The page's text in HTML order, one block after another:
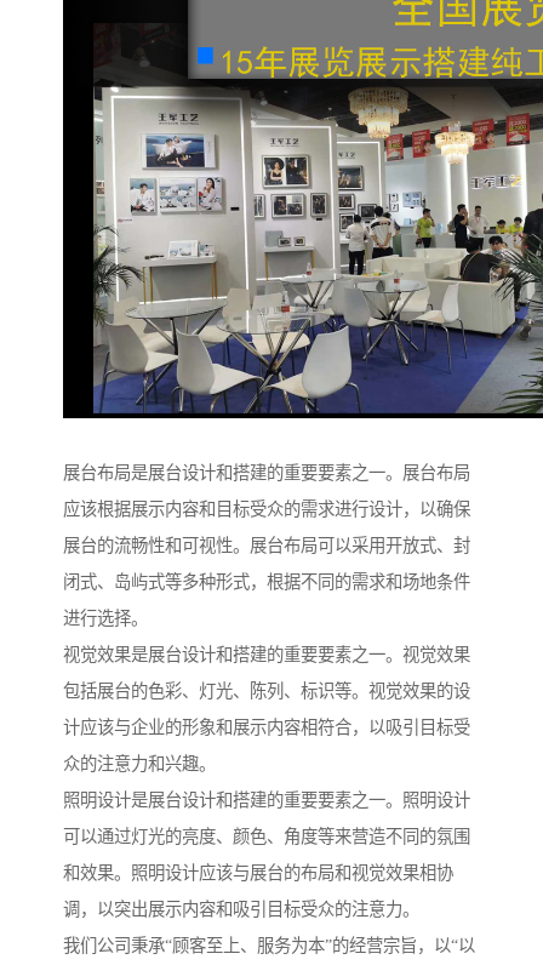
展台布局是展台设计和搭建的重要要素之一。展台布局
应该根据展示内容和目标受众的需求进行设计，以确保
展台的流畅性和可视性。展台布局可以采用开放式、封
闭式、岛屿式等多种形式，根据不同的需求和场地条件
进行选择。
视觉效果是展台设计和搭建的重要要素之一。视觉效果
包括展台的色彩、灯光、陈列、标识等。视觉效果的设
计应该与企业的形象和展示内容相符合，以吸引目标受
众的注意力和兴趣。
照明设计是展台设计和搭建的重要要素之一。照明设计
可以通过灯光的亮度、颜色、角度等来营造不同的氛围
和效果。照明设计应该与展台的布局和视觉效果相协
调，以突出展示内容和吸引目标受众的注意力。
我们公司秉承“顾客至上、服务为本”的经营宗旨，以“以